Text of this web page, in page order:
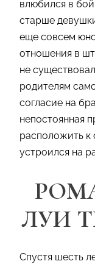
влюбился в
старше
еще совсем
отношения в
не
родителям
согласие на
непостоянная
расположить
устроился на
ЛУИ
Спустя шесть